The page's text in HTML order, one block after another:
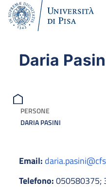
Daria
PERSONE
DARIA PASINI
Email:
Telefono:050580375;